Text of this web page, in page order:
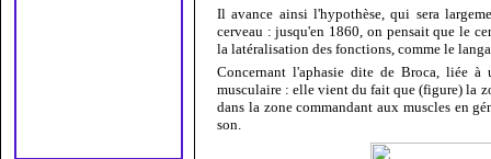
Il avance ainsi l'hypothèse, qui sera
cerveau : jusqu'en 1860, on pensait que le
la latéralisation des fonctions, comme le
Concernant l'aphasie dite de Broca, liée à
musculaire : elle vient du fait que (figure) la
dans la zone commandant aux muscles en
son.